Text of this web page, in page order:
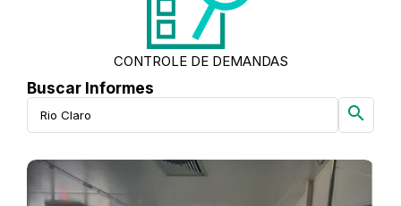
CONTROLE DE DEMANDAS
Buscar Informes
search